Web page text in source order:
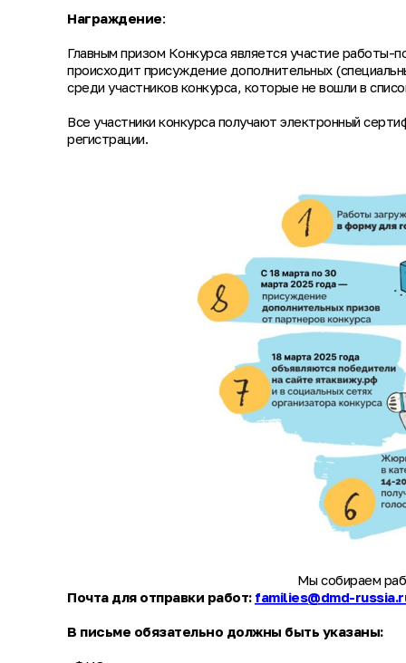
Награждение:
Главным призом Конкурса является участие
происходит присуждение дополнительных
среди участников конкурса, которые не вошли в
Все участники конкурса получают электронный
регистрации.
Мы собираем
Почта для отправки работ: families@dmd-
В письме обязательно должны быть указаны: